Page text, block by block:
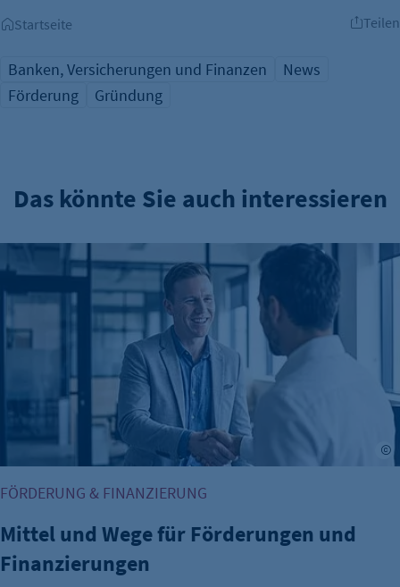
Startseite Teilen
Banken, Versicherungen und Finanzen
News
Förderung
Gründung
Das könnte Sie auch interessieren
Mittel und Wege für Förderungen und Finanzierungen
FÖRDERUNG & FINANZIERUNG
Mittel und Wege für Förderungen und
Finanzierungen